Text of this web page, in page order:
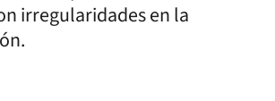
irregularidades en la